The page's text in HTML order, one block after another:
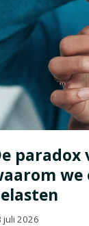
paradox
we
juli 2026